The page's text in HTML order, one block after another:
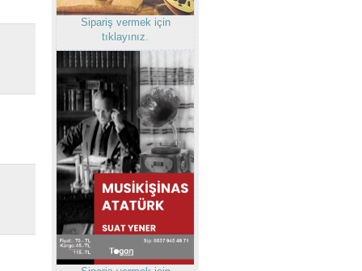
Sipariş vermek için
tıklayınız.